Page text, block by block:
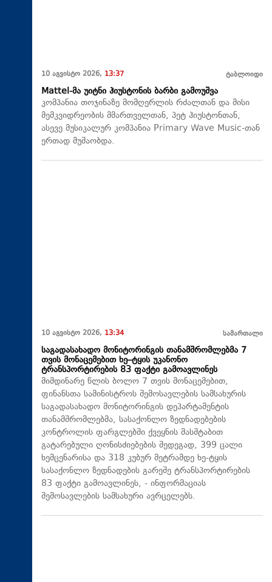
10 აგვისტო 2026, 13:37 ტაბლოიდი
Mattel-მა უიტნი ჰიუსტონის ბარბი გამოუშვა
კომპანია თოჯინაზე მომღერლის რძალთან და მისი
მემკვიდრეობის მმართველთან, პეტ ჰიუსტონთან,
ასევე მუსიკალურ კომპანია Primary Wave Music-თან
ერთად მუშაობდა.
10 აგვისტო 2026, 13:34 სამართალი
საგადასახადო მონიტორინგის თანამშრომლებმა 7
თვის მონაცემებით ხე–ტყის უკანონო
ტრანსპორტირების 83 ფაქტი გამოავლინეს
მიმდინარე წლის ბოლო 7 თვის მონაცემებით,
ფინანსთა სამინისტროს შემოსავლების სამსახურის
საგადასახადო მონიტორინგის დეპარტამენტის
თანამშრომლებმა, სასაქონლო ზედნადებების
კონტროლის ფარგლებში ქვეყნის მასშტაბით
გატარებული ღონისძიებების შედეგად, 399 ცალი
ხემცენარისა და 318 კუბურ მეტრამდე ხე-ტყის
სასაქონლო ზედნადების გარეშე ტრანსპორტირების
83 ფაქტი გამოავლინეს, - ინფორმაციას
შემოსავლების სამსახური ავრცელებს.